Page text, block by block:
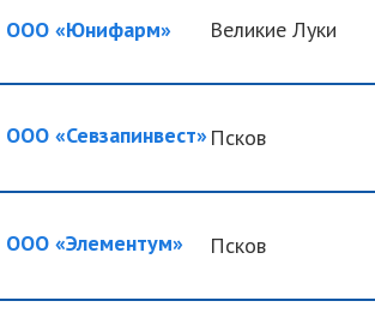
ООО «Юнифарм» Великие Луки
ООО «Севзапинвест» Псков
ООО «Элементум» Псков